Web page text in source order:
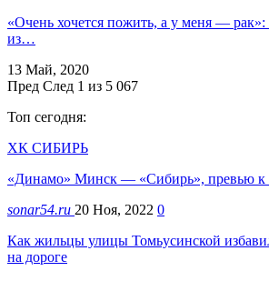
«Очень хочется пожить, а у меня —
из…
13 Май, 2020
Пред След 1 из 5 067
Топ сегодня:
ХК СИБИРЬ
«Динамо» Минск — «Сибирь», превью к
sonar54.ru 20 Ноя, 2022 0
Как жильцы улицы Томьусинской
на дороге